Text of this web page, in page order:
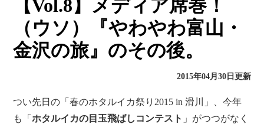
【Vol.8】メディア席巻！
（ウソ）『やわやわ富山・
金沢の旅』のその後。
2015年04月30日更新
つい先日の「春のホタルイカ祭り2015 in 滑川」、今年
も「ホタルイカの目玉飛ばしコンテスト 」がつつがなく